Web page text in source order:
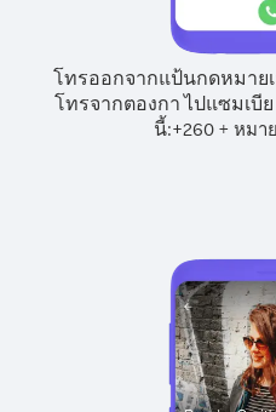
โทรออกจากแป้นกดหมาย
โทรจากตองกา ไปแซมเบี
นี้:+260+ หมา